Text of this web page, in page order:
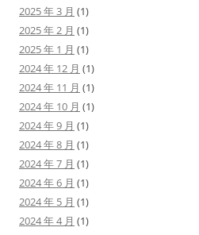
2025 年 3 月 (1)
2025 年 2 月 (1)
2025 年 1 月 (1)
2024 年 12 月 (1)
2024 年 11 月 (1)
2024 年 10 月 (1)
2024 年 9 月 (1)
2024 年 8 月 (1)
2024 年 7 月 (1)
2024 年 6 月 (1)
2024 年 5 月 (1)
2024 年 4 月 (1)